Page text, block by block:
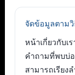
จัดข้อมูลตาม
หน้าเกี่ยวกับเ
คำถามที่พบบ่
สามารถเรียง